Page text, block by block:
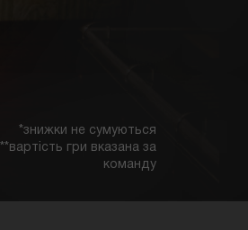
*знижки не сумуються
**вартість гри вказана за
команду